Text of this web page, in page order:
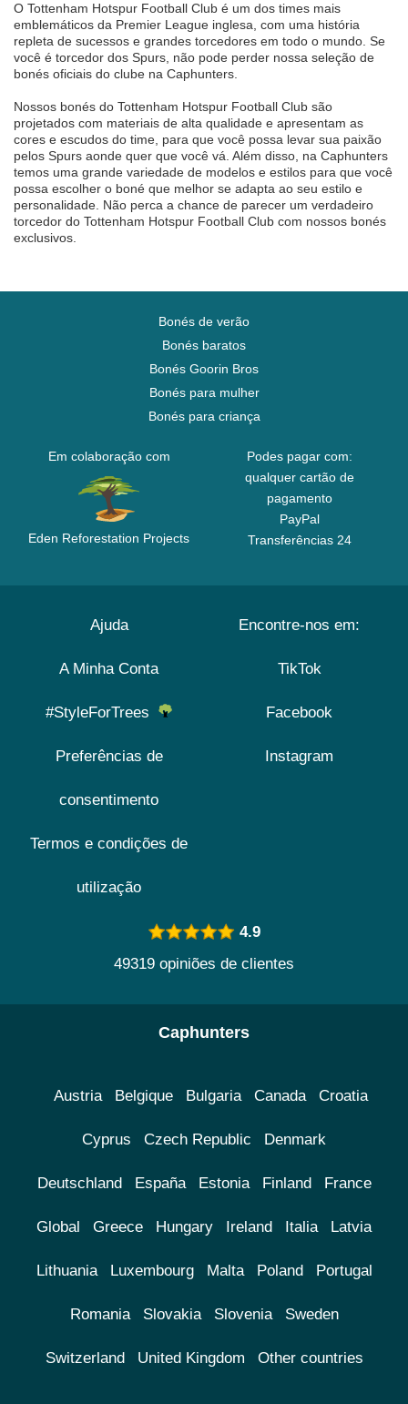
O Tottenham Hotspur Football Club é um dos times mais
emblemáticos da Premier League inglesa, com uma história
repleta de sucessos e grandes torcedores em todo o mundo. Se
você é torcedor dos Spurs, não pode perder nossa seleção de
bonés oficiais do clube na Caphunters.
Nossos bonés do Tottenham Hotspur Football Club são
projetados com materiais de alta qualidade e apresentam as
cores e escudos do time, para que você possa levar sua paixão
pelos Spurs aonde quer que você vá. Além disso, na Caphunters
temos uma grande variedade de modelos e estilos para que você
possa escolher o boné que melhor se adapta ao seu estilo e
personalidade. Não perca a chance de parecer um verdadeiro
torcedor do Tottenham Hotspur Football Club com nossos bonés
exclusivos.
Bonés de verão
Bonés baratos
Bonés Goorin Bros
Bonés para mulher
Bonés para criança
Em colaboração com
Eden Reforestation Projects
Podes pagar com:
qualquer cartão de
pagamento
PayPal
Transferências 24
Ajuda
A Minha Conta
#StyleForTrees
Preferências de
consentimento
Termos e condições de
utilização
Encontre-nos em:
TikTok
Facebook
Instagram
4.9
49319 opiniões de clientes
Caphunters
Austria Belgique Bulgaria Canada Croatia
Cyprus Czech Republic Denmark
Deutschland España Estonia Finland France
Global Greece Hungary Ireland Italia Latvia
Lithuania Luxembourg Malta Poland Portugal
Romania Slovakia Slovenia Sweden
Switzerland United Kingdom Other countries